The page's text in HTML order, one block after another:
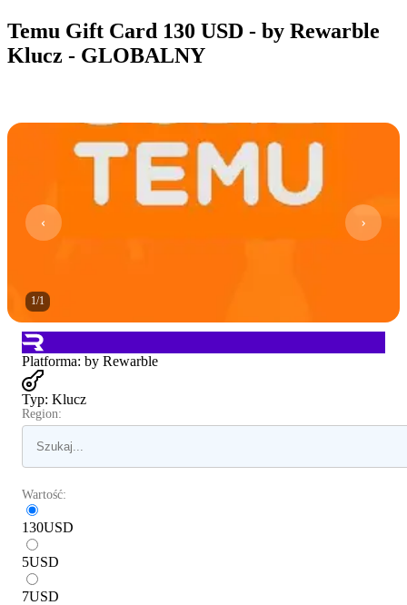
Temu Gift Card 130 USD - by Rewarble
Klucz - GLOBALNY
1/1
Platforma: by Rewarble
Typ: Klucz
Region:
Wartość:
130USD
5USD
7USD